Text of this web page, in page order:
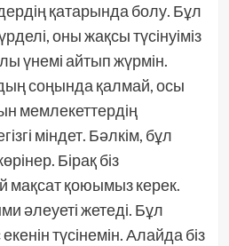
қатарында болу. Бұл
оны жақсы түсінуіміз
үнемі айтып жүрмін.
соңында қалмай, осы
мемлекеттердің
міндет. Бәлкім, бұл
Бірақ біз
қоюымыз керек.
әлеуеті жетеді. Бұл
түсінемін. Алайда біз